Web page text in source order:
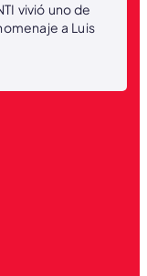
vivió uno de
a Luis